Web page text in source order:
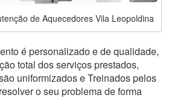
de Aquecedores Vila Leopoldina
é personalizado e de qualidade,
total dos serviços prestados,
uniformizados e Treinados pelos
o seu problema de forma